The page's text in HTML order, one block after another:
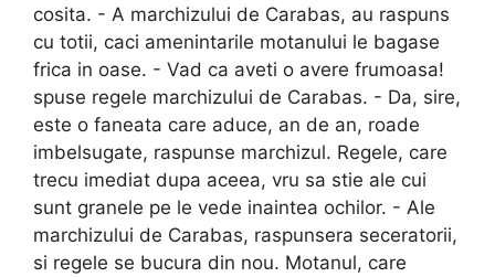
cosita. - A marchizului de Carabas, au raspuns
cu totii, caci amenintarile motanului le bagase
frica in oase. - Vad ca aveti o avere frumoasa!
spuse regele marchizului de Carabas. - Da, sire,
este o faneata care aduce, an de an, roade
imbelsugate, raspunse marchizul. Regele, care
trecu imediat dupa aceea, vru sa stie ale cui
sunt granele pe le vede inaintea ochilor. - Ale
marchizului de Carabas, raspunsera seceratorii,
si regele se bucura din nou. Motanul, care